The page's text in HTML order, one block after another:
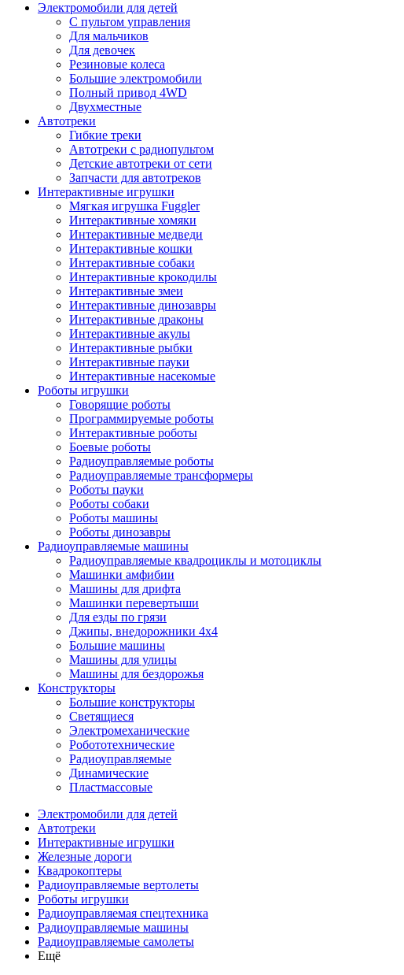
Электромобили для детей
С пультом управления
Для мальчиков
Для девочек
Резиновые колеса
Большие электромобили
Полный привод 4WD
Двухместные
Автотреки
Гибкие треки
Автотреки с радиопультом
Детские автотреки от сети
Запчасти для автотреков
Интерактивные игрушки
Мягкая игрушка Fuggler
Интерактивные хомяки
Интерактивные медведи
Интерактивные кошки
Интерактивные собаки
Интерактивные крокодилы
Интерактивные змеи
Интерактивные динозавры
Интерактивные драконы
Интерактивные акулы
Интерактивные рыбки
Интерактивные пауки
Интерактивные насекомые
Роботы игрушки
Говорящие роботы
Программируемые роботы
Интерактивные роботы
Боевые роботы
Радиоуправляемые роботы
Радиоуправляемые трансформеры
Роботы пауки
Роботы собаки
Роботы машины
Роботы динозавры
Радиоуправляемые машины
Радиоуправляемые квадроциклы и мотоциклы
Машинки амфибии
Машины для дрифта
Машинки перевертыши
Для езды по грязи
Джипы, внедорожники 4x4
Большие машины
Машины для улицы
Машины для бездорожья
Конструкторы
Большие конструкторы
Светящиеся
Электромеханические
Робототехнические
Радиоуправляемые
Динамические
Пластмассовые
Электромобили для детей
Автотреки
Интерактивные игрушки
Железные дороги
Квадрокоптеры
Радиоуправляемые вертолеты
Роботы игрушки
Радиоуправляемая спецтехника
Радиоуправляемые машины
Радиоуправляемые самолеты
Ещё